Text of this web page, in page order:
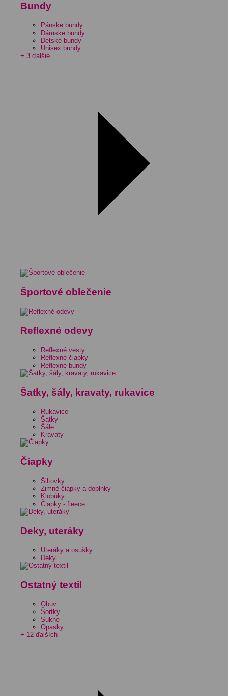
Bundy
Pánske bundy
Dámske bundy
Detské bundy
Unisex bundy
+ 3 ďalšie
Športové oblečenie
Reflexné odevy
Reflexné vesty
Reflexné čiapky
Reflexné bundy
Šatky, šály, kravaty, rukavice
Rukavice
Šatky
Šále
Kravaty
Čiapky
Šiltovky
Zimné čiapky a doplnky
Klobúky
Čiapky - fleece
Deky, uteráky
Uteráky a osušky
Deky
Ostatný textil
Obuv
Šortky
Sukne
Opasky
+ 12 ďalších